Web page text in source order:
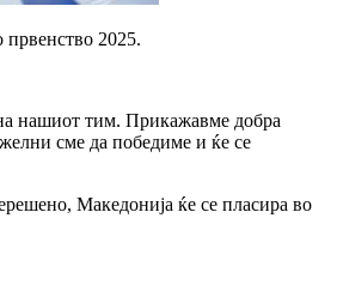
првенство 2025.
нашиот тим. Прикажавме добра
сме да победиме и ќе се
Македонија ќе се пласира во